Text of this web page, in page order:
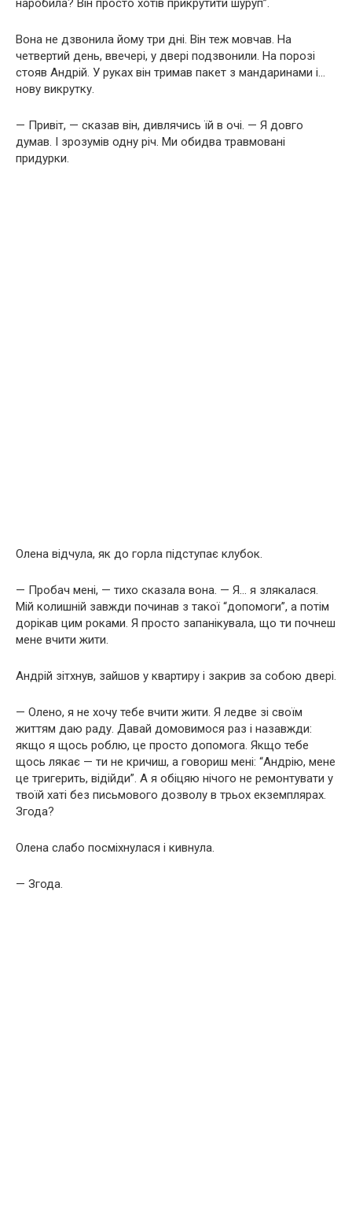
наробила? Він просто хотів прикрутити шуруп”.
Вона не дзвонила йому три дні. Він теж мовчав. На
четвертий день, ввечері, у двері подзвонили. На порозі
стояв Андрій. У руках він тримав пакет з мандаринами і…
нову викрутку.
— Привіт, — сказав він, дивлячись їй в очі. — Я довго
думав. І зрозумів одну річ. Ми обидва травмовані
придурки.
Олена відчула, як до горла підступає клубок.
— Пробач мені, — тихо сказала вона. — Я… я злякалася.
Мій колишній завжди починав з такої “допомоги”, а потім
дорікав цим роками. Я просто запанікувала, що ти почнеш
мене вчити жити.
Андрій зітхнув, зайшов у квартиру і закрив за собою двері.
— Олено, я не хочу тебе вчити жити. Я ледве зі своїм
життям даю раду. Давай домовимося раз і назавжди:
якщо я щось роблю, це просто допомога. Якщо тебе
щось лякає — ти не кричиш, а говориш мені: “Андрію, мене
це тригерить, відійди”. А я обіцяю нічого не ремонтувати у
твоїй хаті без письмового дозволу в трьох екземплярах.
Згода?
Олена слабо посміхнулася і кивнула.
— Згода.